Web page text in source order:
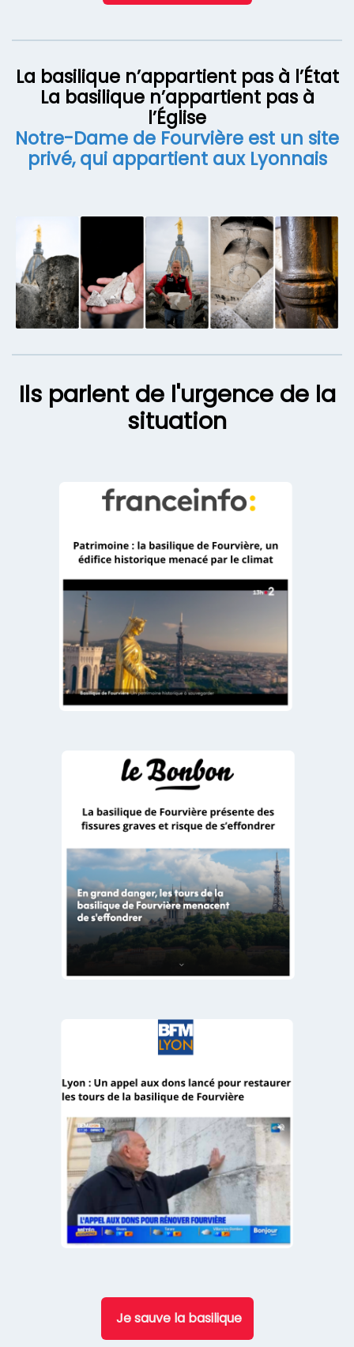
La basilique n’appartient pas à l’État
La basilique n’appartient pas à
l’Église
Notre-Dame de Fourvière est un site
privé, qui appartient aux Lyonnais
Ils parlent de l'urgence de la
situation
Je sauve la basilique